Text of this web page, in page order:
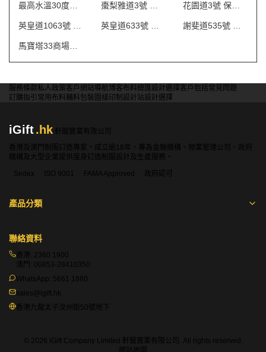
服務條款私人政策客戶 網站導航博客布料總匯設計選擇客戶包括常見問題
訂購指引 常用布料輔料包裝 圖樣印制 設計站設計選擇
iGift.hk
軒龍實業有限公司
香港及澳門制服訂造專家，成立逾18年，專為金融機構、物業管理公司、政府
機構及大型企業提供度身訂造制服設計及生產服務。
Sedex
ISO 9001 FAMA Approved 政府認可
產品分類
聯絡資料
香港: 2360 1900
澳門: 00853-28410350
WhatsApp: 5661 1880
sales@igift.hk
香港九龍太子汝州街50號地下
© 2026 iGift Company Limited 軒龍實業有限公司. All rights reserved.
網站地圖